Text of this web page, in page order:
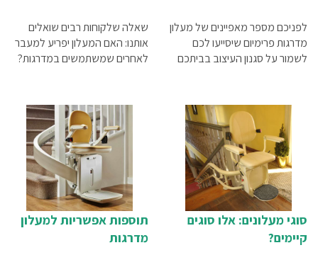
לפניכם מספר מאפיינים של מעלון
מדרגות פרימיום שיסייעו לכם
לשמור על סגנון העיצוב בביתכם
שאלה שלקוחות רבים שואלים
אותנו: האם המעלון יפריע למעבר
לאחרים שמשתמשים במדרגות?
סוגי מעלונים: אלו סוגים
קיימים?
תוספות אפשריות למעלון
מדרגות